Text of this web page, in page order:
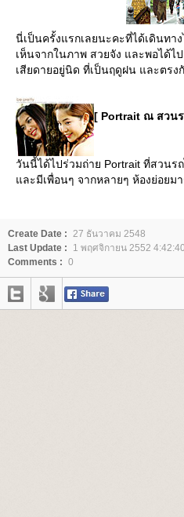
นี่เป็นครั้งแรกเลยนะคะที่ได้เดินทา
เห็นจากในภาพ สวยจัง และพอได้ไ
เสียดายอยู่นิด ที่เป็นฤดูฝน และตรง
[ Portrait ณ สวน
วันนี้ได้ไปร่วมถ่าย Portrait ที่สวน
ละมีเพื่อนๆ จากหลายๆ ห้องย่อยม
Create Date : 27 ธันวาคม 2548
Last Update :
1 พฤศจิกายน 2552
Comments : 0